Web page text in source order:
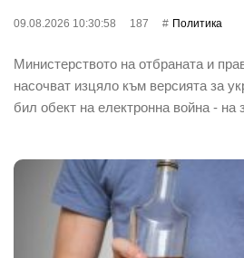
09.08.2026 10:30:58 187 Политика
Министерството на отбраната и
насочват изцяло към версията за
бил обект на електронна война -